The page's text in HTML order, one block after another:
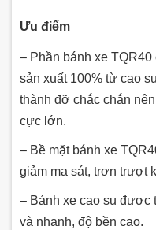
Ưu điểm
– Phần bánh xe
sản xuất 100% từ cao
thành đỡ chắc chắn
cực lớn.
– Bề mặt bánh xe
giảm ma sát, trơn trượt
– Bánh xe cao su được
và nhanh, độ bền cao.